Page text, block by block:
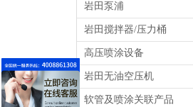
岩田泵浦
岩田搅拌器/压力桶
高压喷涂设备
岩田无油空压机
软管及喷涂关联产品